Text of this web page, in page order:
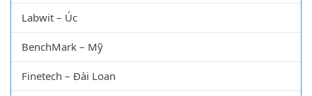
Labwit – Úc
BenchMark – Mỹ
Finetech – Đài Loan